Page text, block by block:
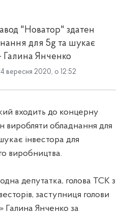
"Новатор" здатен
для 5g та шукає
Галина Янченко
вересня 2020, о 12:52
входить до концерну
виробляти обладнання для
інвестора для
виробництва.
депутатка, голова ТСК з
заступниця голови
Галина Янченко за